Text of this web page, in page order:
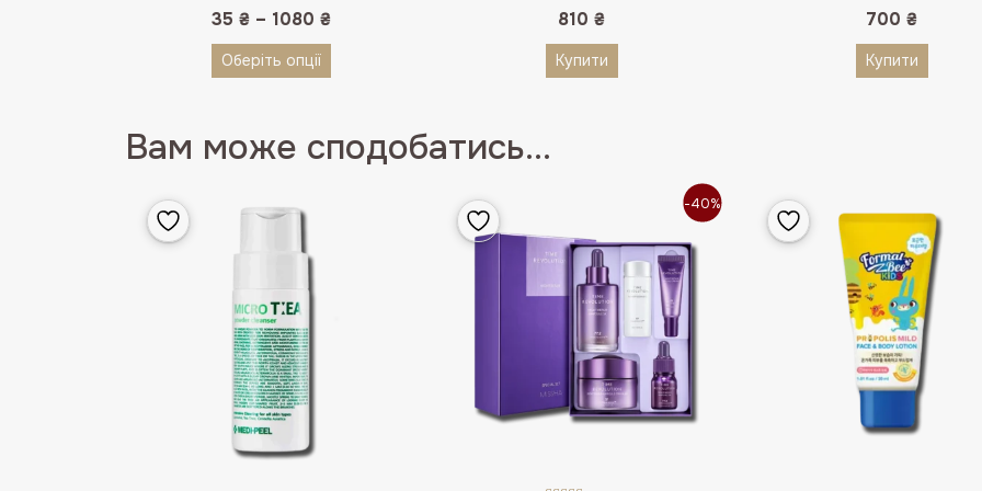
35 ₴ – 1080 ₴
Оберіть опції
810 ₴
Купити
700 ₴
Купити
Вам може сподобатись...
-40%